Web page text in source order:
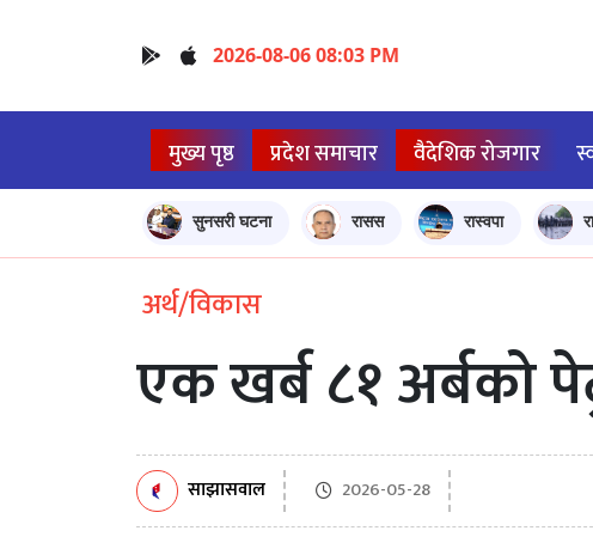
2026-08-06 08:03 PM
मुख्य पृष्ठ प्रदेश समाचार वैदेशिक रोजगार
सुनसरी घटना रासस रास्वपा
अर्थ/विकास
एक खर्ब ८१ अर्बको
साझासवाल 2026-05-28